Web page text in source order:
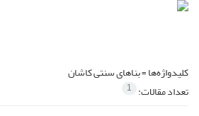
کلیدواژه‌ها =بناهای سنتی کاشان
تعداد مقالات: 1